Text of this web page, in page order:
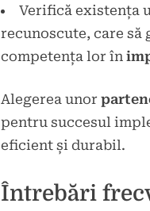
Verifică existența
recunoscute, care
competența lor în
Alegerea unor
pentru succesul
eficient și durabil.
Întrebări